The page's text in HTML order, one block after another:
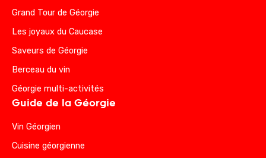
Grand Tour de Géorgie
Les joyaux du Caucase
Saveurs de Géorgie
Berceau du vin
Géorgie multi-activités
Guide de la Géorgie
Vin Géorgien
Cuisine géorgienne